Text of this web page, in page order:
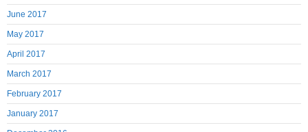
June 2017
May 2017
April 2017
March 2017
February 2017
January 2017